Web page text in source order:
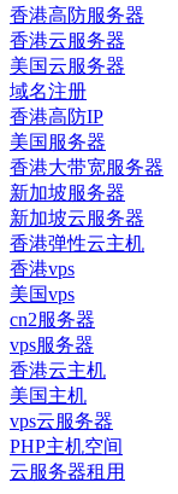
香港高防服务器
香港云服务器
美国云服务器
域名注册
香港高防IP
美国服务器
香港大带宽服务器
新加坡服务器
新加坡云服务器
香港弹性云主机
香港vps
美国vps
cn2服务器
vps服务器
香港云主机
美国主机
vps云服务器
PHP主机空间
云服务器租用